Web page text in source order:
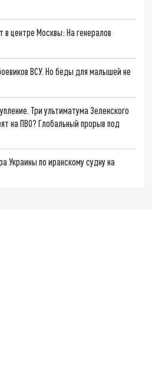
центре Москвы: На генералов
ВСУ. Но беды для малышей не
Три ультиматума Зеленского
на ПВО? Глобальный прорыв под
Украины по иранскому судну на